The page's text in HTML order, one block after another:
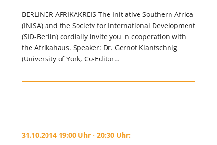
BERLINER AFRIKAKREIS The Initiative Southern Africa
(INISA) and the Society for International Development
(SID-Berlin) cordially invite you in cooperation with
the Afrikahaus. Speaker: Dr. Gernot Klantschnig
(University of York, Co-Editor…
31.10.2014 19:00 Uhr - 20:30 Uhr: